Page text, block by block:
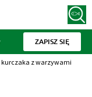
ZAPISZ SIĘ
kurczaka z warzywami